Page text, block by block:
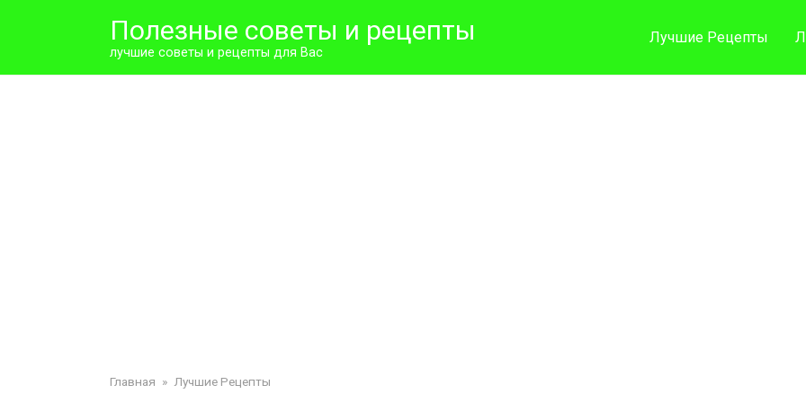
Полезные советы и рецепты
лучшие советы и рецепты для Вас
Лучшие Рецепты
Главная » Лучшие Рецепты